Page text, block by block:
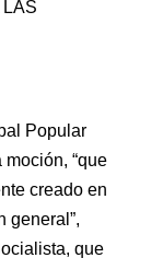
LAS
Popular
“que
creado en
general”,
que